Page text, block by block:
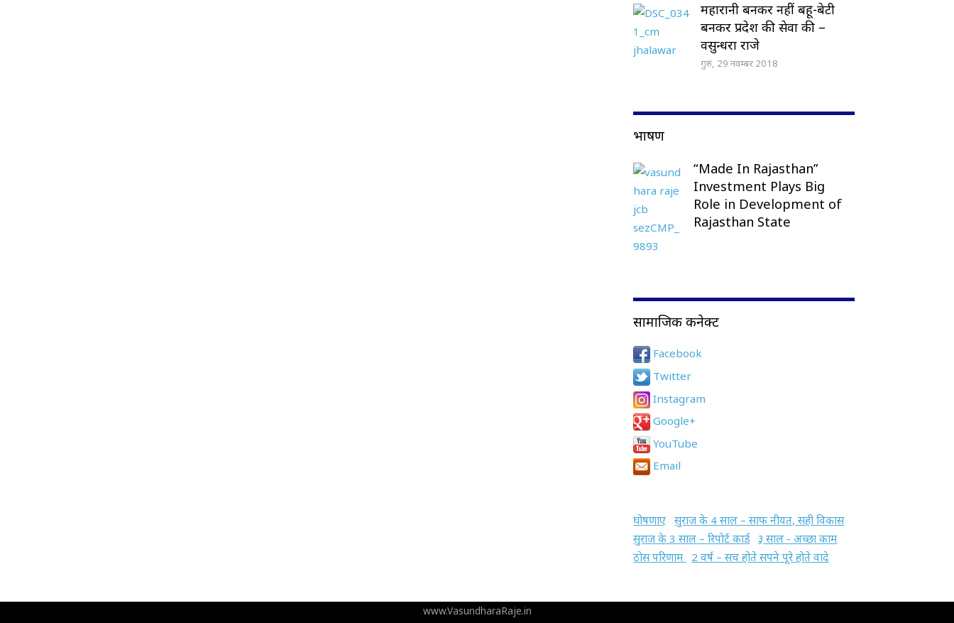
महारानी बनकर नहीं बहू-बेटी
बनकर प्रदेश की सेवा की –
वसुन्धरा राजे
गुरु, 29 नवम्बर 2018
भाषण
“Made In Rajasthan”
Investment Plays Big
Role in Development of
Rajasthan State
सामाजिक कनेक्ट
Facebook
Twitter
Instagram
Google+
YouTube
Email
घोषणाए
सुराज के 4 साल – साफ नीयत, सही विकास
सुराज के 3 साल – रिपोर्ट कार्ड
३ साल - अच्छा काम
ठोस परिणाम
2 वर्ष – सच होते सपने पूरे होते वादे
www.VasundharaRaje.in